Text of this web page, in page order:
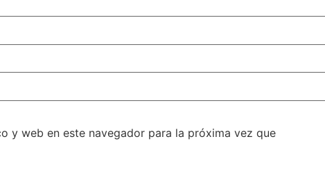
y web en este navegador para la próxima vez que